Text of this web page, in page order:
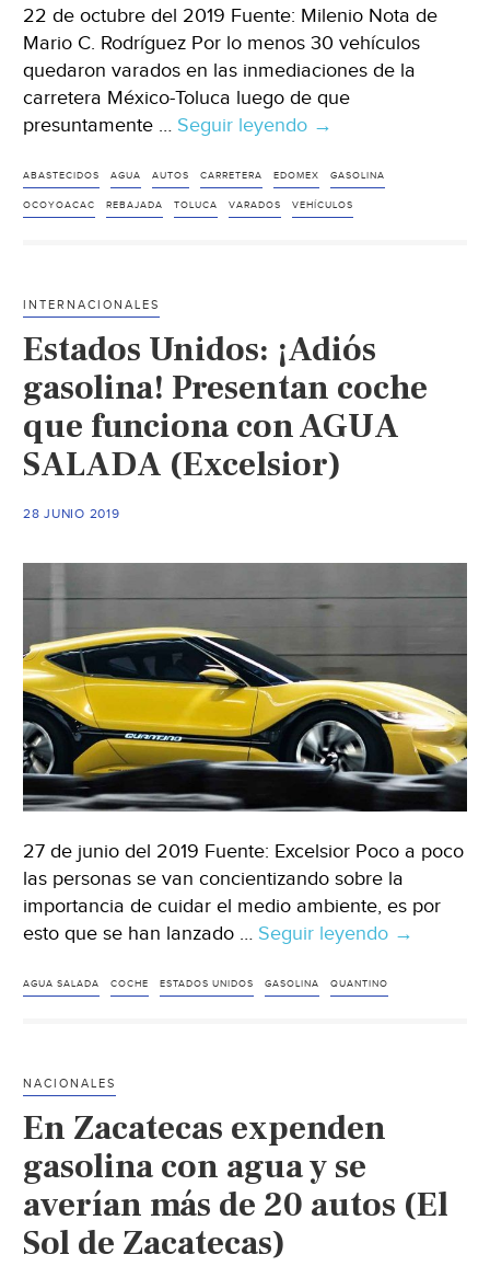
22 de octubre del 2019 Fuente: Milenio Nota de
Mario C. Rodríguez Por lo menos 30 vehículos
quedaron varados en las inmediaciones de la
carretera México-Toluca luego de que
presuntamente … Seguir leyendo Edomex:
30
autos
con
(Milenio)
→
ABASTECIDOS AGUA AUTOS CARRETERA EDOMEX GASOLINA
OCOYOACAC REBAJADA TOLUCA VARADOS VEHÍCULOS
INTERNACIONALES
Estados Unidos: ¡Adiós
gasolina! Presentan coche
que funciona con AGUA
SALADA (Excelsior)
28 JUNIO 2019
27 de junio del 2019 Fuente: Excelsior Poco a poco
las personas se van concientizando sobre la
importancia de cuidar el medio ambiente, es por
esto que se han lanzado … Seguir leyendo Estados
SALADA
→
AGUA SALADA COCHE ESTADOS UNIDOS GASOLINA QUANTINO
NACIONALES
En Zacatecas expenden
gasolina con agua y se
averían más de 20 autos (El
Sol de Zacatecas)